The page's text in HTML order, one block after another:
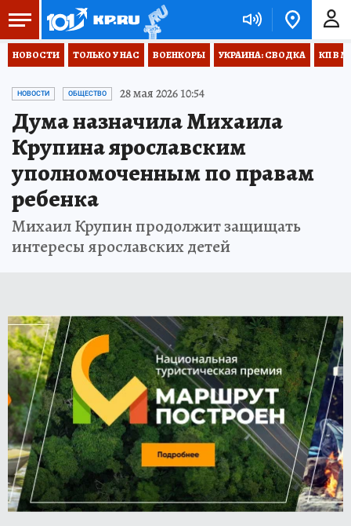
НОВОСТИ ТОЛЬКО У НАС ВОЕНКОРЫ УКРАИНА: СВОДКА КП В
НОВОСТИ ОБЩЕСТВО 28 мая 2026 10:54
Дума назначила Михаила
Крупина ярославским
уполномоченным по правам
ребенка
Михаил Крупин продолжит защищать
интересы ярославских детей